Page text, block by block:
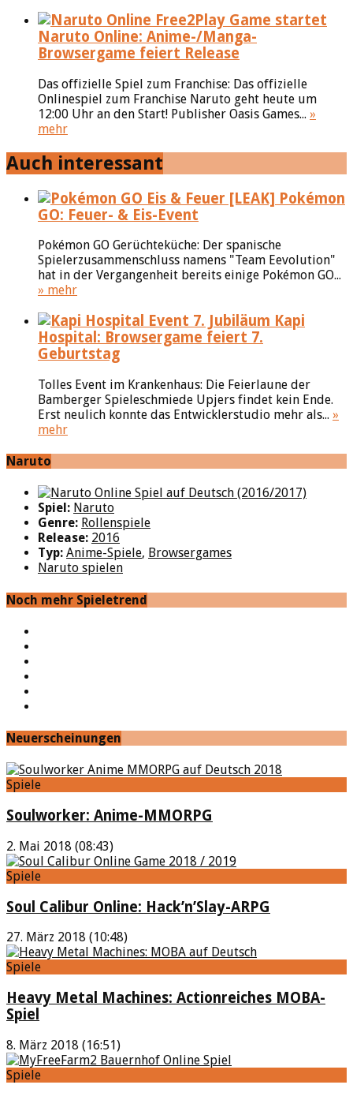
Naruto Online: Anime-/Manga-
Browsergame feiert Release
Das offizielle Spiel zum Franchise: Das offizielle
Onlinespiel zum Franchise Naruto geht heute um
12:00 Uhr an den Start! Publisher Oasis Games... »
mehr
Auch interessant
[LEAK] Pokémon
GO: Feuer- & Eis-Event
Pokémon GO Gerüchteküche: Der spanische
Spielerzusammenschluss namens "Team Eevolution"
hat in der Vergangenheit bereits einige Pokémon GO...
» mehr
Kapi
Hospital: Browsergame feiert 7.
Geburtstag
Tolles Event im Krankenhaus: Die Feierlaune der
Bamberger Spieleschmiede Upjers findet kein Ende.
Erst neulich konnte das Entwicklerstudio mehr als... »
mehr
Naruto
Spiel: Naruto
Genre: Rollenspiele
Release: 2016
Typ: Anime-Spiele, Browsergames
Naruto spielen
Noch mehr Spieletrend
Neuerscheinungen
Spiele
Soulworker: Anime-MMORPG
2. Mai 2018 (08:43)
Spiele
Soul Calibur Online: Hack’n’Slay-ARPG
27. März 2018 (10:48)
Spiele
Heavy Metal Machines: Actionreiches MOBA-
Spiel
8. März 2018 (16:51)
Spiele